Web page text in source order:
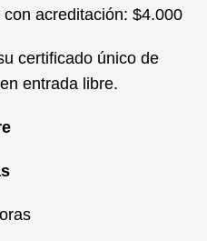
acreditación: $4.000
certificado único de
entrada libre.